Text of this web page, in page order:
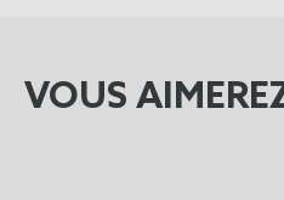
VOUS